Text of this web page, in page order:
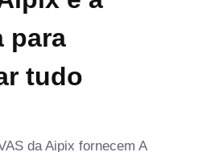
para
tudo
da Aipix fornecem A